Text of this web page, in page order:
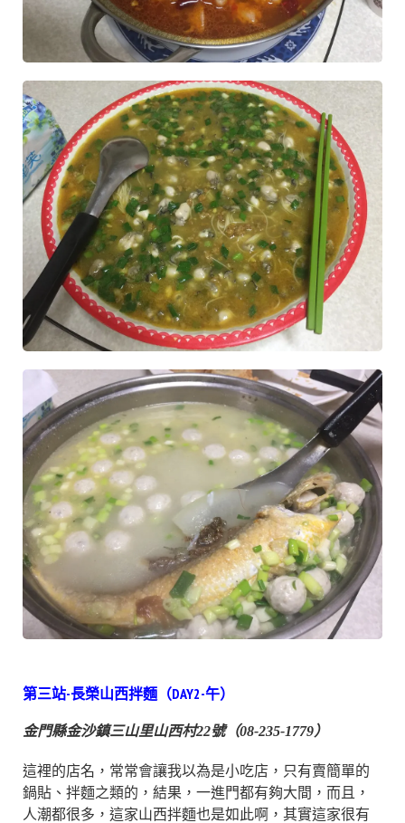
第三站-長榮山西拌麵（DAY2-午）
金門縣金沙鎮三山里山西村22號（08-235-1779）
這裡的店名，常常會讓我以為是小吃店，只有賣簡單的
鍋貼、拌麵之類的，結果，一進門都有夠大間，而且，
人潮都很多，這家山西拌麵也是如此啊，其實這家很有